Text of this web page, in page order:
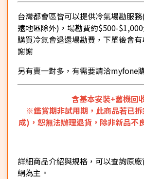
台灣都會區皆可以提供冷氣場勘服
遠地區除外)，場勘費約$500-
購買冷氣會退還場勘費，下單後會有
謝謝
另有賣一對多，有需要請洽myfone
含基本安裝+舊機回
※鑑賞期非試用期，此商品若已
成)，恕無法辦理退貨，除非新品
詳細商品介紹與規格，可以查詢原
網為主。